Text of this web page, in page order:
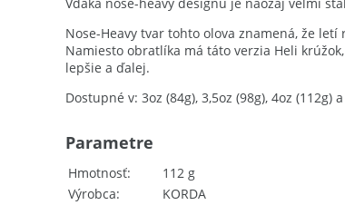
Nose-Heavy tvar tohto olova znamená, že
Namiesto obratlíka má táto verzia Heli
lepšie a ďalej.
Dostupné v: 3oz (84g), 3,5oz (98g), 4oz (112g)
Hmotnosť
112 g
Výrobca
KORDA
Parametre